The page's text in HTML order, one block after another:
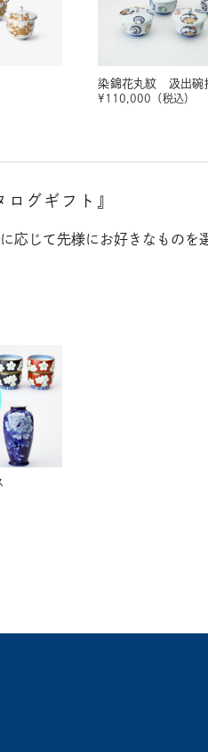
染錦花丸紋 汲出碗
¥ 110,000 （税込）
ログギフト』
じて先様にお好きなものを